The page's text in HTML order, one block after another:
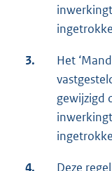
3.
Het
gewijzigd
4.
Deze